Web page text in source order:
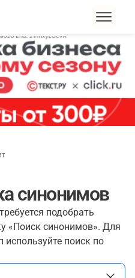
синонимов
подобрать
«Поиск синонимов». Для
используйте поиск по